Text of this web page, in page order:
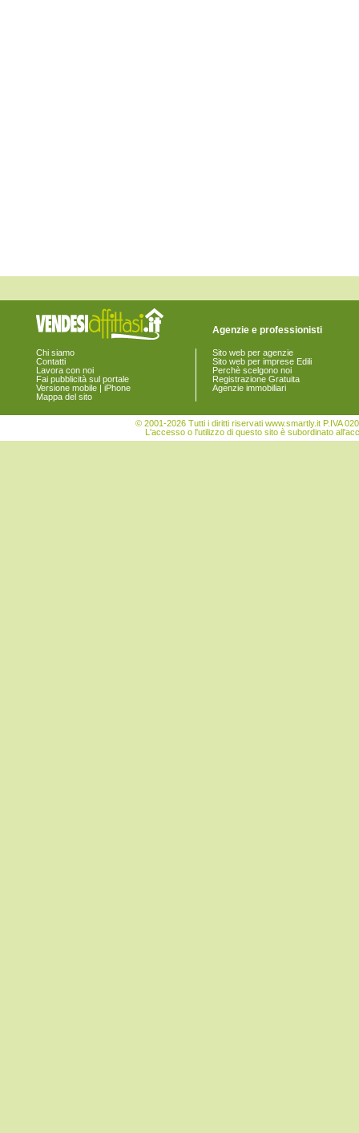
Smerillo
Chi siamo
Contatti
Lavora con noi
Fai pubblicità sul portale
Versione mobile | iPhone
Mappa del sito
Agenzie e professionisti
Sito web per agenzie
Sito web per imprese Edili
Perchè scelgono noi
Registrazione Gratuita
Agenzie immobiliari
© 2001-2026 Tutti i diritti riservati www.smartly.it P.IVA
L'accesso o l'utilizzo di questo sito è subordinato